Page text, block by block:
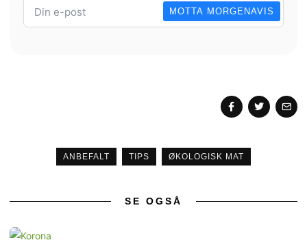
MOTTA MORGENAVIS
ANBEFALT TIPS ØKOLOGISK MAT
SE OGSÅ